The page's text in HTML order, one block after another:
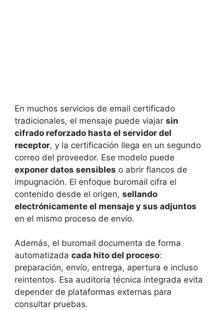
En muchos servicios de email certificado
tradicionales, el mensaje puede viajar sin
cifrado reforzado hasta el servidor del
receptor, y la certificación llega en un segundo
correo del proveedor. Ese modelo puede
exponer datos sensibles o abrir flancos de
impugnación. El enfoque buromail cifra el
contenido desde el origen, sellando
electrónicamente el mensaje y sus adjuntos
en el mismo proceso de envío.
Además, el buromail documenta de forma
automatizada cada hito del proceso:
preparación, envío, entrega, apertura e incluso
reintentos. Esa auditoría técnica integrada evita
depender de plataformas externas para
consultar pruebas.